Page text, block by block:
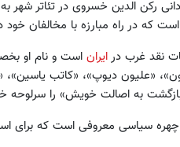
رکن الدین خسروی در تئاتر
است که در راه مبارزه با مخالفان
نقد غرب درایران است و نام او
«علیون دیوپ»، «کاتب یاسین»،
به اصالت خویش» را سرلوحه
سیاسی معروفی است که برای